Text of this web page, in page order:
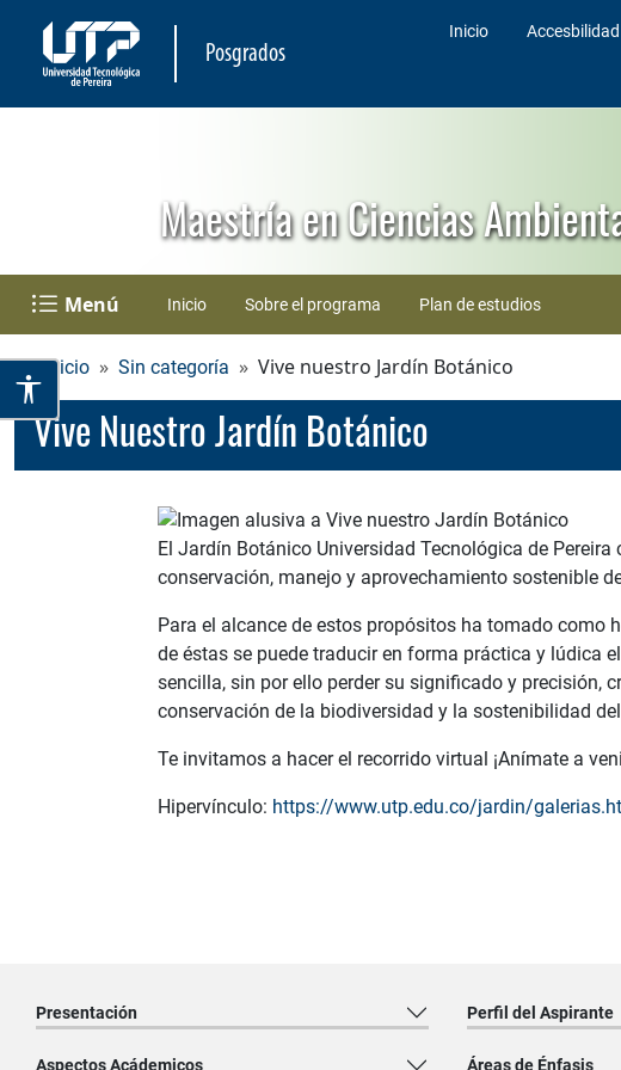
Posgrados
Inicio Accesbilidad
Maestría en Ciencias
Menú Inicio Sobre el programa Plan de estudios
Inicio Sin categoría Vive nuestro Jardín Botánico
Vive Nuestro Jardín Botánico
El Jardín Botánico Universidad Tecnológica de
conservación, manejo y aprovechamiento sostenible
Para el alcance de estos propósitos ha tomado como
de éstas se puede traducir en forma práctica y lúdica
sencilla, sin por ello perder su significado y precisión,
conservación de la biodiversidad y la sostenibilidad
Te invitamos a hacer el recorrido virtual ¡Anímate a
Hipervínculo: https://www.utp.edu.co/jardin/
Presentación Perfil del Aspirante
Aspectos Acádemicos Áreas de Énfasis